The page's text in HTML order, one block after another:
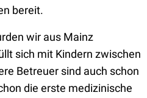
bereit.
wir aus Mainz
sich mit Kindern zwischen
Betreuer sind auch schon
die erste medizinische